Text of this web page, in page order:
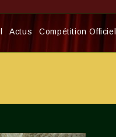
Actus Compétition